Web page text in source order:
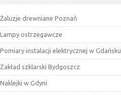
Żaluzje drewniane Poznań
Lampy ostrzegawcze
Pomiary instalacji elektrycznej w Gdańsku
Zakład szklarski Bydgoszcz
Naklejki w Gdyni